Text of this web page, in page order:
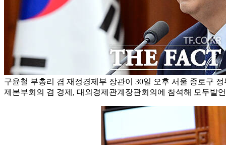
구윤철 부총리 겸 재정경제부 장관이 30일 오후 서울 종로구
제본부회의 겸 경제, 대외경제관계장관회의에 참석해 모두발